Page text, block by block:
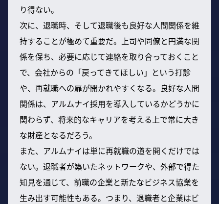
り得ない。
次に、退職時、そして退職後も良好な人間関係を維
持することが極めて重要だ。上司や同僚と円満な関
係を保ち、必要に応じて連絡を取り合っておくこと
で、会社からの「戻ってきてほしい」という打診
や、再就職への扉が開かれやすくなる。良好な人間
関係は、アルムナイ採用を導入しているかどうかに
関わらず、将来的なキャリアを考える上で常に大き
な財産となるだろう。
また、アルムナイは単に再就職の道を開くだけでは
ない。退職者が築いたネットワークや、外部で得た
知見を通じて、前職の企業と新たなビジネス協業を
生み出す可能性もある。つまり、退職者と企業はビ